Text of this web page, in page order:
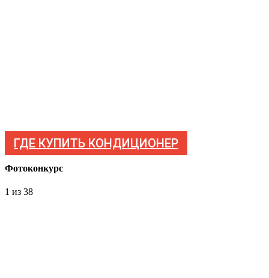
ГДЕ КУПИТЬ КОНДИЦИОНЕР
Фотоконкурс
1 из 38